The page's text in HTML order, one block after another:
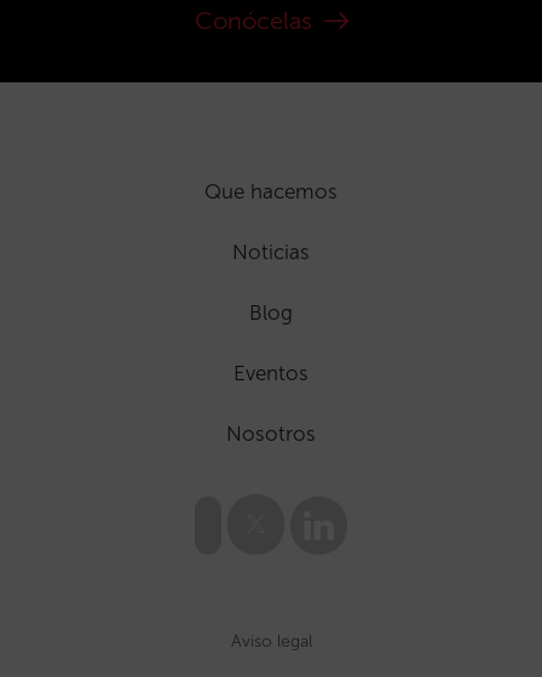
Conócelas
Que hacemos
Noticias
Blog
Eventos
Nosotros
Aviso legal